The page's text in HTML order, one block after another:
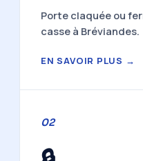
Porte claquée ou
casse à Bréviandes.
EN SAVOIR PLUS →
02